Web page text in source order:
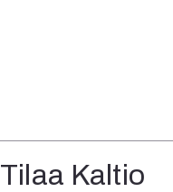
Tilaa Kaltio